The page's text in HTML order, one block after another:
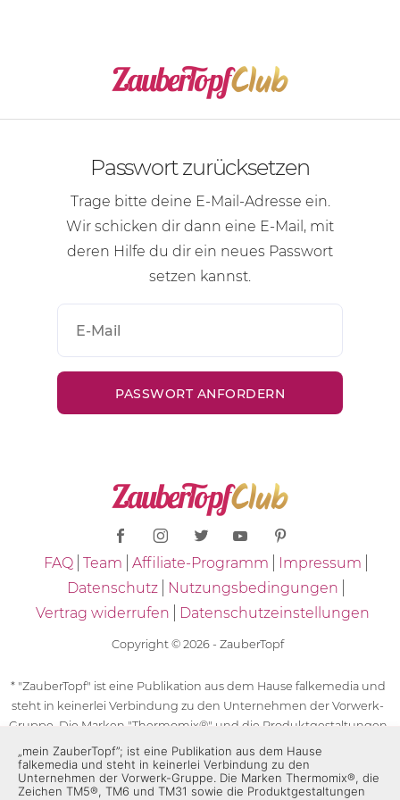
Passwort zurücksetzen
Trage bitte deine E-Mail-Adresse ein.
Wir schicken dir dann eine E-Mail , mit
deren Hilfe du dir ein neues Passwort
setzen kannst.
FAQ Team Affiliate-Programm
Impressum
Datenschutz
Nutzungsbedingungen
Vertrag widerrufen
Datenschutzeinstellungen
Copyright © 2026 - ZauberTopf
* "ZauberTopf" ist eine Publikation aus dem Hause falkemedia und
steht in keinerlei Verbindung zu den Unternehmen der Vorwerk-
Gruppe. Die Marken "Thermomix®" und die Produktgestaltungen
des "Thermomix®" sind eingetragene Marken der Unternehmen
der Vorwerk-Gruppe. Die Marken Thermomix®, die Zeichen TM5®,
TM6 und TM31 sowie die Produktgestaltungen des Thermomix®
„mein ZauberTopf”; ist eine Publikation aus dem Hause
falkemedia und steht in keinerlei Verbindung zu den
Unternehmen der Vorwerk-Gruppe. Die Marken Thermomix®, die
Zeichen TM5®, TM6 und TM31 sowie die Produktgestaltungen